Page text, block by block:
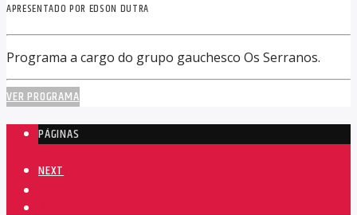
APRESENTADO POR EDSON DUTRA
Programa a cargo do grupo gauchesco Os Serranos.
VER PROGRAMA
PÁGINAS
NEXT